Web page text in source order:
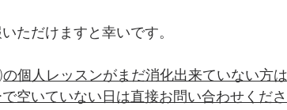
ただけますと幸いです。
の個人レッスンがまだ消化出来ていない方
空いていない日は直接お問い合わせくだ